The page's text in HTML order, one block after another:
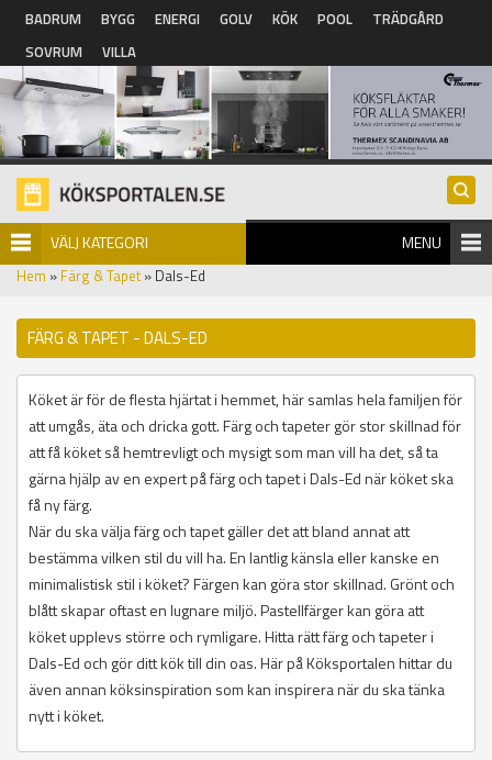
Hoppa till huvudinnehåll
BADRUM BYGG ENERGI GOLV KÖK POOL
TRÄDGÅRD
SOVRUM
VILLA
VÄLJ KATEGORI MENU
Hem » Färg & Tapet» Dals-Ed
FÄRG & TAPET - DALS-ED
Köket är för de flesta hjärtat i hemmet, här samlas hela familjen för
att umgås, äta och dricka gott. Färg och tapeter gör stor skillnad för
att få köket så hemtrevligt och mysigt som man vill ha det, så ta
gärna hjälp av en expert på färg och tapet i Dals-Ed när köket ska
få ny färg.
När du ska välja färg och tapet gäller det att bland annat att
bestämma vilken stil du vill ha. En lantlig känsla eller kanske en
minimalistisk stil i köket? Färgen kan göra stor skillnad. Grönt och
blått skapar oftast en lugnare miljö. Pastellfärger kan göra att
köket upplevs större och rymligare. Hitta rätt färg och tapeter i
Dals-Ed och gör ditt kök till din oas. Här på Köksportalen hittar du
även annan köksinspiration som kan inspirera när du ska tänka
nytt i köket.